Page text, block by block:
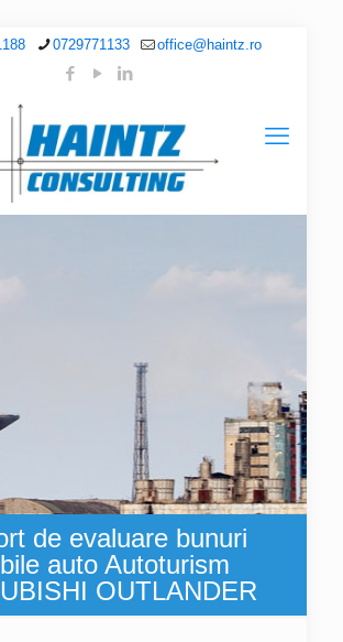
0729771133 office@haintz.ro
de evaluare bunuri
auto Autoturism
OUTLANDER